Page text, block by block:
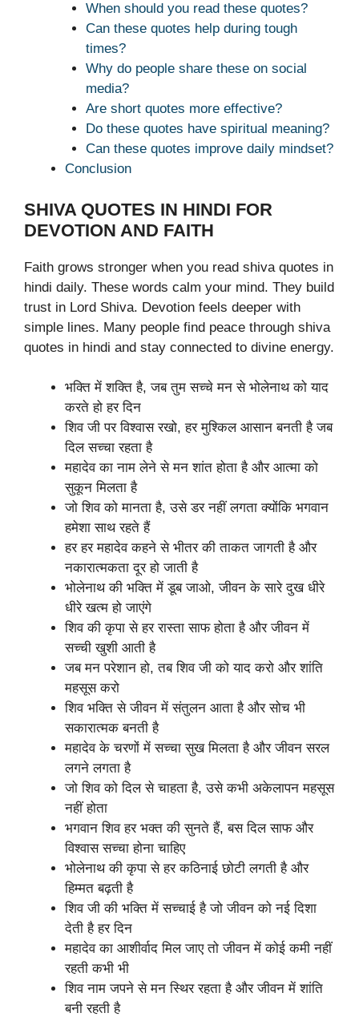
When should you read these quotes?
Can these quotes help during tough
times?
Why do people share these on social
media?
Are short quotes more effective?
Do these quotes have spiritual meaning?
Can these quotes improve daily mindset?
Conclusion
SHIVA QUOTES IN HINDI FOR
DEVOTION AND FAITH
Faith grows stronger when you read shiva quotes in
hindi daily. These words calm your mind. They build
trust in Lord Shiva. Devotion feels deeper with
simple lines. Many people find peace through shiva
quotes in hindi and stay connected to divine energy.
भक्ति में शक्ति है, जब तुम सच्चे मन से भोलेनाथ को याद
करते हो हर दिन
शिव जी पर विश्वास रखो, हर मुश्किल आसान बनती है जब
दिल सच्चा रहता है
महादेव का नाम लेने से मन शांत होता है और आत्मा को
सुकून मिलता है
जो शिव को मानता है, उसे डर नहीं लगता क्योंकि भगवान
हमेशा साथ रहते हैं
हर हर महादेव कहने से भीतर की ताकत जागती है और
नकारात्मकता दूर हो जाती है
भोलेनाथ की भक्ति में डूब जाओ, जीवन के सारे दुख धीरे
धीरे खत्म हो जाएंगे
शिव की कृपा से हर रास्ता साफ होता है और जीवन में
सच्ची खुशी आती है
जब मन परेशान हो, तब शिव जी को याद करो और शांति
महसूस करो
शिव भक्ति से जीवन में संतुलन आता है और सोच भी
सकारात्मक बनती है
महादेव के चरणों में सच्चा सुख मिलता है और जीवन सरल
लगने लगता है
जो शिव को दिल से चाहता है, उसे कभी अकेलापन महसूस
नहीं होता
भगवान शिव हर भक्त की सुनते हैं, बस दिल साफ और
विश्वास सच्चा होना चाहिए
भोलेनाथ की कृपा से हर कठिनाई छोटी लगती है और
हिम्मत बढ़ती है
शिव जी की भक्ति में सच्चाई है जो जीवन को नई दिशा
देती है हर दिन
महादेव का आशीर्वाद मिल जाए तो जीवन में कोई कमी नहीं
रहती कभी भी
शिव नाम जपने से मन स्थिर रहता है और जीवन में शांति
बनी रहती है